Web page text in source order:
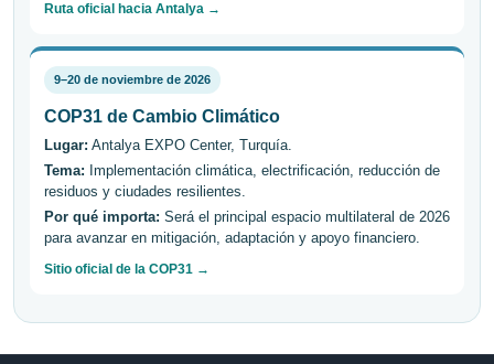
Ruta oficial hacia Antalya →
9–20 de noviembre de 2026
COP31 de Cambio Climático
Lugar: Antalya EXPO Center, Turquía.
Tema: Implementación climática, electrificación, reducción de
residuos y ciudades resilientes.
Por qué importa: Será el principal espacio multilateral de 2026
para avanzar en mitigación, adaptación y apoyo financiero.
Sitio oficial de la COP31 →